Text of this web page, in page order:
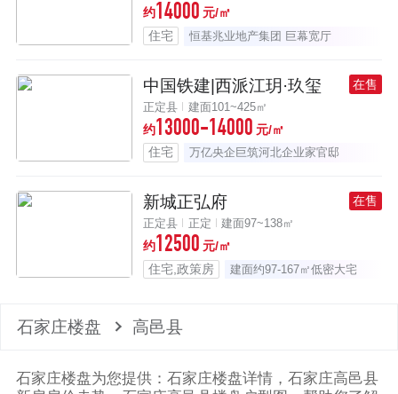
约14000 元/㎡
住宅
恒基兆业地产集团 巨幕宽厅
中国铁建|西派江玥·玖玺 在售
正定县 建面101~425㎡
约13000-14000 元/㎡
住宅
万亿央企巨筑河北企业家官邸
新城正弘府 在售
正定县 正定 建面97~138㎡
约12500 元/㎡
住宅,政策房
建面约97-167㎡低密大宅
石家庄楼盘 高邑县
石家庄楼盘为您提供：石家庄楼盘详情，石家庄高邑县